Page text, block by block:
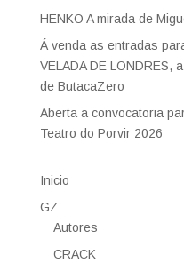
HENKO A mirada de
Á venda as entradas
VELADA DE LONDRES,
de ButacaZero
Aberta a convocatoria
Teatro do Porvir 2026
Inicio
GZ
Autores
CRACK